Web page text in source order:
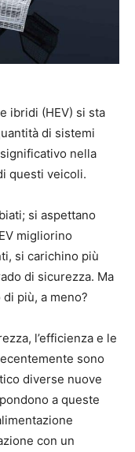
ibridi (HEV) si sta
di sistemi
nella
questi veicoli.
si aspettano
migliorino
si carichino più
di sicurezza. Ma
più, a meno?
l’efficienza e le
sono
diverse nuove
a queste
con un